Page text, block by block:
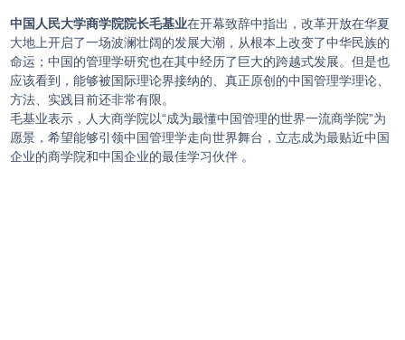
中国人民大学商学院院长毛基业在开幕致辞中指出，改革开放在华夏
大地上开启了一场波澜壮阔的发展大潮，从根本上改变了中华民族的
命运；中国的管理学研究也在其中经历了巨大的跨越式发展。但是也
应该看到，能够被国际理论界接纳的、真正原创的中国管理学理论、
方法、实践目前还非常有限。
毛基业表示，人大商学院以“成为最懂中国管理的世界一流商学院”为
愿景，希望能够引领中国管理学走向世界舞台，立志成为最贴近中国
企业的商学院和中国企业的最佳学习伙伴 。